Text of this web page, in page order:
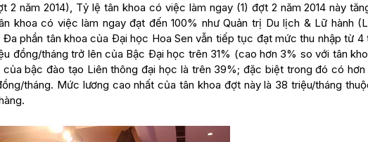
2 năm 2014), Tỷ lệ tân khoa có việc làm ngay (1) đợt 2 năm 2014 này
khoa có việc làm ngay đạt đến 100% như Quản trị Du lịch & Lữ hành
phần tân khoa của Ðại học Hoa Sen vẫn tiếp tục đạt mức thu nhập từ 4
đồng/tháng trở lên của Bậc Ðại học trên 31% (cao hơn 3% so với tân
của bậc đào tạo Liên thông đại học là trên 39%; đặc biệt trong đó có hơn
tháng. Mức lương cao nhất của tân khoa đợt này là 38 triệu/tháng